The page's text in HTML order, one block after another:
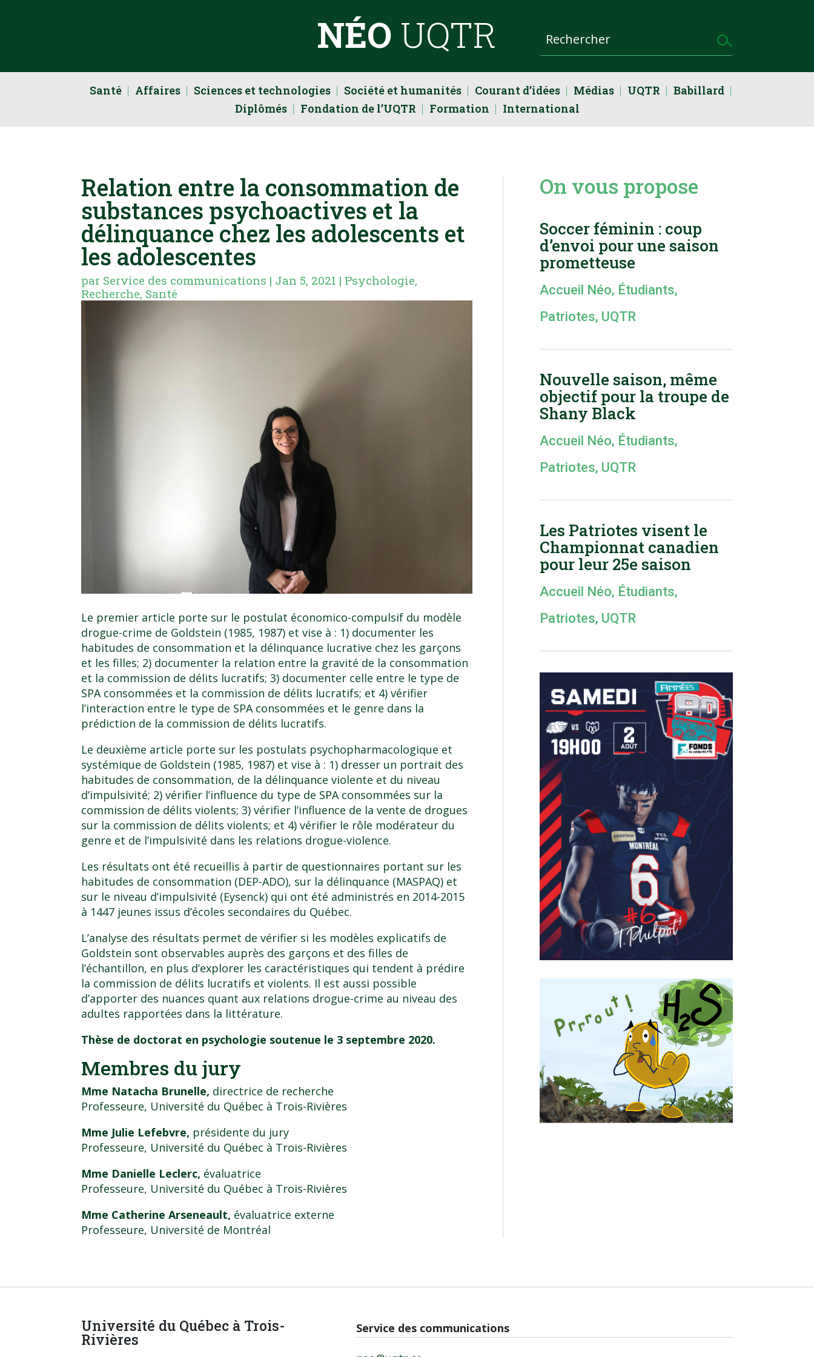
NÉO UQTR
Santé Affaires Sciences et technologies Société et humanités Courant d’idées Médias UQTR
Babillard
Diplômés
Fondation de l’UQTR Formation International
Relation entre la consommation de
substances psychoactives et la
délinquance chez les adolescents et
les adolescentes
par Service des communications | Jan 5, 2021 | Psychologie,
Recherche, Santé
Le premier article porte sur le postulat économico-compulsif du modèle
drogue-crime de Goldstein (1985, 1987) et vise à : 1) documenter les
habitudes de consommation et la délinquance lucrative chez les garçons
et les filles; 2) documenter la relation entre la gravité de la consommation
et la commission de délits lucratifs; 3) documenter celle entre le type de
SPA consommées et la commission de délits lucratifs; et 4) vérifier
l’interaction entre le type de SPA consommées et le genre dans la
prédiction de la commission de délits lucratifs.
Le deuxième article porte sur les postulats psychopharmacologique et
systémique de Goldstein (1985, 1987) et vise à : 1) dresser un portrait des
habitudes de consommation, de la délinquance violente et du niveau
d’impulsivité; 2) vérifier l’influence du type de SPA consommées sur la
commission de délits violents; 3) vérifier l’influence de la vente de drogues
sur la commission de délits violents; et 4) vérifier le rôle modérateur du
genre et de l’impulsivité dans les relations drogue-violence.
Les résultats ont été recueillis à partir de questionnaires portant sur les
habitudes de consommation (DEP-ADO), sur la délinquance (MASPAQ) et
sur le niveau d’impulsivité (Eysenck) qui ont été administrés en 2014-2015
à 1447 jeunes issus d’écoles secondaires du Québec.
L’analyse des résultats permet de vérifier si les modèles explicatifs de
Goldstein sont observables auprès des garçons et des filles de
l’échantillon, en plus d’explorer les caractéristiques qui tendent à prédire
la commission de délits lucratifs et violents. Il est aussi possible
d’apporter des nuances quant aux relations drogue-crime au niveau des
adultes rapportées dans la littérature.
Thèse de doctorat en psychologie soutenue le 3 septembre 2020.
Membres du jury
Mme Natacha Brunelle, directrice de recherche
Professeure, Université du Québec à Trois-Rivières
Mme Julie Lefebvre, présidente du jury
Professeure, Université du Québec à Trois-Rivières
Mme Danielle Leclerc, évaluatrice
Professeure, Université du Québec à Trois-Rivières
Mme Catherine Arseneault, évaluatrice externe
Professeure, Université de Montréal
On vous propose
Soccer féminin : coup
d’envoi pour une saison
prometteuse
Accueil Néo, Étudiants,
Patriotes, UQTR
Nouvelle saison, même
objectif pour la troupe de
Shany Black
Accueil Néo, Étudiants,
Patriotes, UQTR
Les Patriotes visent le
Championnat canadien
pour leur 25e saison
Accueil Néo, Étudiants,
Patriotes, UQTR
Université du Québec à Trois-
Rivières
Service des communications